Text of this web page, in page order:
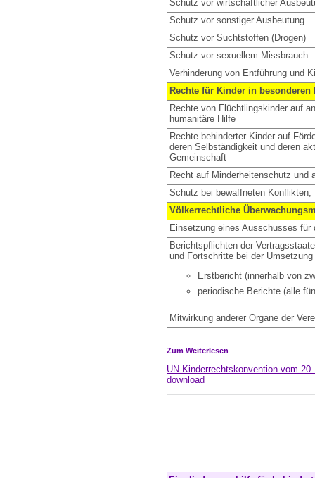
Schutz vor wirtschaftlicher
Schutz vor sonstiger Ausbeutung
Schutz vor Suchtstoffen (Drogen)
Schutz vor sexuellem Missbrauch
Verhinderung von Entführung und
Rechte für Kinder in besonderen
Rechte von Flüchtlingskinder auf
humanitäre Hilfe
Rechte behinderter Kinder auf
deren Selbständigkeit und deren
Gemeinschaft
Recht auf Minderheitenschutz und
Schutz bei bewaffneten
Völkerrechtliche
Einsetzung eines Ausschusses für
Berichtspflichten der
und Fortschritte bei der
Erstbericht (innerhalb von
periodische Berichte (alle
Mitwirkung anderer Organe der
Zum Weiterlesen
UN-Kinderrechtskonvention vom
download